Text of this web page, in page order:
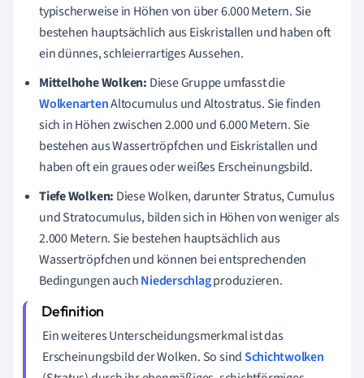
typischerweise in Höhen von über 6.000 Metern. Sie
bestehen hauptsächlich aus Eiskristallen und haben oft
ein dünnes, schleierrartiges Aussehen.
Mittelhohe Wolken: Diese Gruppe umfasst die
WolkenartenAltocumulus und Altostratus. Sie finden
sich in Höhen zwischen 2.000 und 6.000 Metern. Sie
bestehen aus Wassertröpfchen und Eiskristallen und
haben oft ein graues oder weißes Erscheinungsbild.
Tiefe Wolken: Diese Wolken, darunter Stratus, Cumulus
und Stratocumulus, bilden sich in Höhen von weniger als
2.000 Metern. Sie bestehen hauptsächlich aus
Wassertröpfchen und können bei entsprechenden
Bedingungen auchNiederschlagproduzieren.
Ein weiteres Unterscheidungsmerkmal ist das
Erscheinungsbild der Wolken. So sindSchichtwolken